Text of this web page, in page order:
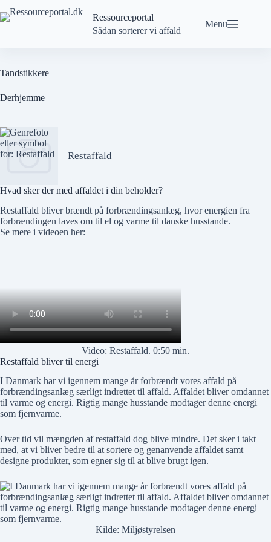
til
Ressourceportal
Sådan sorterer vi affald
Menu
Tandstikkere
Derhjemme
Restaffald
Hvad sker der med affaldet i din beholder?
Restaffald bliver brændt på forbrændingsanlæg, hvor energien fra
forbrændingen laves om til el og varme til danske husstande.
Se mere i videoen her:
Video: Restaffald. 0:50 min.
Restaffald bliver til energi
I Danmark har vi igennem mange år forbrændt vores affald på
forbrændingsanlæg særligt indrettet til affald. Affaldet bliver omdannet
til varme og energi. Rigtig mange husstande modtager denne energi
som fjernvarme.
Over tid vil mængden af restaffald dog blive mindre. Det sker i takt
med, at vi bliver bedre til at sortere og genanvende affaldet samt
designe produkter, som egner sig til at blive brugt igen.
Kilde: Miljøstyrelsen